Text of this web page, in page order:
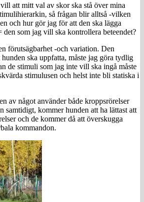
att mitt val av skor ska stå över mina
så frågan blir alltså -vilken
och hur gör jag för att den ska lägga
som jag vill ska kontrollera beteendet?
förutsägbarhet -och variation. Den
ska uppfatta, måste jag göra tydlig
de stimuli som jag inte vill ska ingå måste
stimulusen och helst inte bli statiska i
av något använder både kroppsrörelser
samtidigt, kommer hunden att ha lättast att
och de kommer då att överskugga
kommandon.